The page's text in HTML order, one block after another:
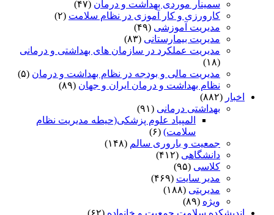
سمینار موردی بهداشت و درمان (۴۷)
کارورزی و کار آموزی در نظام سلامت (۲)
مدیریت آموزشی (۴۹)
مدیریت بیمارستانی (۸۳)
مدیریت عملکرد در سازمان های بهداشتی و درمانی
(۱۸)
مدیریت مالی و بودجه در نظام بهداشت و درمان (۵)
نظام بهداشت و درمان ایران و جهان (۸۹)
اخبار (۸۸۲)
بهداشتی درمانی (۹۱)
المپیاد علوم پزشکی(حیطه مدیریت نظام
سلامت) (۶)
جمعیت و باروری سالم (۱۴۸)
دانشگاهی (۴۱۲)
کلاسی (۹۵)
مدیر سایت (۴۶۹)
مدیریتی (۱۸۸)
ویژه (۸۹)
اندیشکده سلامت جمعیت و خانواده (۶۲)